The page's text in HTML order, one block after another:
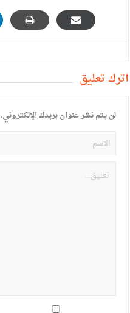
أترك تعليق
لن يتم نشر عنوان بريدك الإلكتروني.